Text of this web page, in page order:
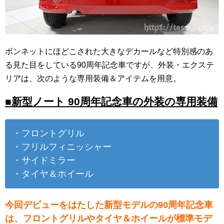
ボンネットにほどこされた大きなデカールなど特別感のあ
る見た目をしている90周年記念車ですが、外装・エクステ
リアは、次のような専用装備＆アイテムを用意。
■新型ノート 90周年記念車の外装の専用装備
・フロントグリル
・フリルフィニッシャー
・サイドミラー
・タイヤ＆ホイール
今回デビューをはたした新型モデルの90周年記念車
は、フロントグリルやタイヤ＆ホイールが標準モデ